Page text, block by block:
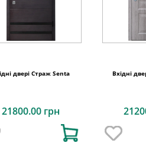
двері Страж Senta
21800.00 грн
Вхідні